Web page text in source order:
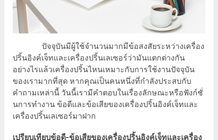
ปัจจุบันมีผู้ใช้จำนวนมากมีข้อสงสัยระหว่างเครื่อง
ปริ้นอิงค์เจ็ทและเครื่องปริ้นเลเซอร์ว่ามันแตกต่างกัน
อย่างไรแล้วเครื่องปริ้นไหนเหมาะกับการใช้งานปัจจุบัน
ของเรามากที่สุด หากคุณเป็นคนหนึ่งที่กำลังประสบกับ
คำถามเหล่านี้ วันนี้เรามีคำตอบในเรื่องลักษณะหรือฟังก์ชั่
นการทำงาน ข้อดีและข้อเสียของเครื่องปริ้นอิงค์เจ็ทและ
เครื่องปริ้นเลเซอร์มาฝาก
เปรียบเทียบข้อดี-ข้อเสียของเครื่องปริ้นอิงค์เจ็ทและเครื่อง